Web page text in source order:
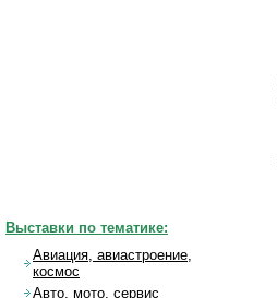
Выставки по тематике:
Авиация, авиастроение,
космос
Авто, мото, сервис